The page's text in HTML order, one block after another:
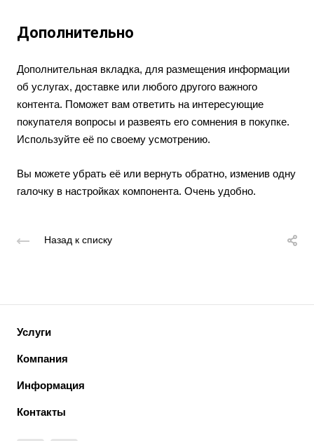
Дополнительно
Дополнительная вкладка, для размещения информации
об услугах, доставке или любого другого важного
контента. Поможет вам ответить на интересующие
покупателя вопросы и развеять его сомнения в покупке.
Используйте её по своему усмотрению.
Вы можете убрать её или вернуть обратно, изменив одну
галочку в настройках компонента. Очень удобно.
Назад к списку
Услуги
Компания
Информация
Контакты